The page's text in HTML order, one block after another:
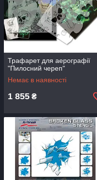
Трафарет для аерографії
"Пилосний череп"
Немає в наявності
1 855 ₴